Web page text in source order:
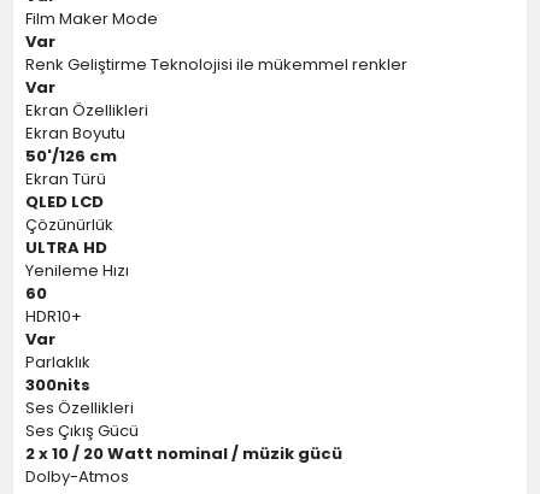
Film Maker Mode
Var
Renk Geliştirme Teknolojisi ile mükemmel renkler
Var
Ekran Özellikleri
Ekran Boyutu
50'/126 cm
Ekran Türü
QLED LCD
Çözünürlük
ULTRA HD
Yenileme Hızı
60
HDR10+
Var
Parlaklık
300nits
Ses Özellikleri
Ses Çıkış Gücü
2 x 10 / 20 Watt nominal / müzik gücü
Dolby-Atmos